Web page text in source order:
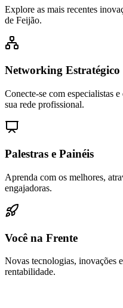
Explore as mais recentes
de Feijão.
Networking Estratégico
Conecte-se com especialistas
sua rede profissional.
Palestras e Painéis
Aprenda com os melhores,
engajadoras.
Você na Frente
Novas tecnologias, inovações
rentabilidade.